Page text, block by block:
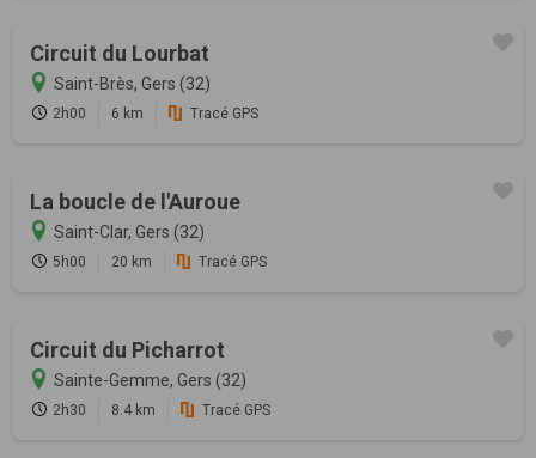
Circuit du Lourbat
Saint-Brès, Gers (32)
2h00 6 km Tracé GPS
La boucle de l'Auroue
Saint-Clar, Gers (32)
5h00 20 km Tracé GPS
Circuit du Picharrot
Sainte-Gemme, Gers (32)
2h30 8.4 km Tracé GPS